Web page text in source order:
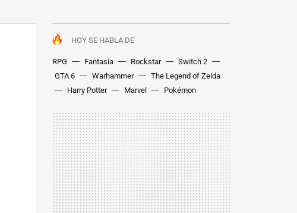
HOY SE HABLA DE
RPG Fantasía Rockstar
Switch 2
GTA 6
Warhammer
The Legend of Zelda
Harry Potter
Marvel Pokémon